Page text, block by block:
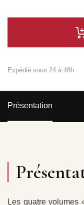
Expédié sous 24 à 48h
Présentation
Les quatre volumes